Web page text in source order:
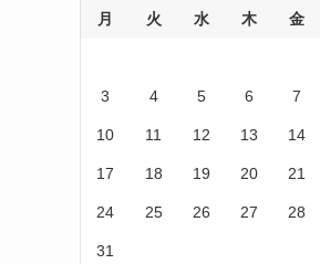
月 火 水 木 金
3 4 5 6 7
10 11 12 13 14
17 18 19 20 21
24 25 26 27 28
31